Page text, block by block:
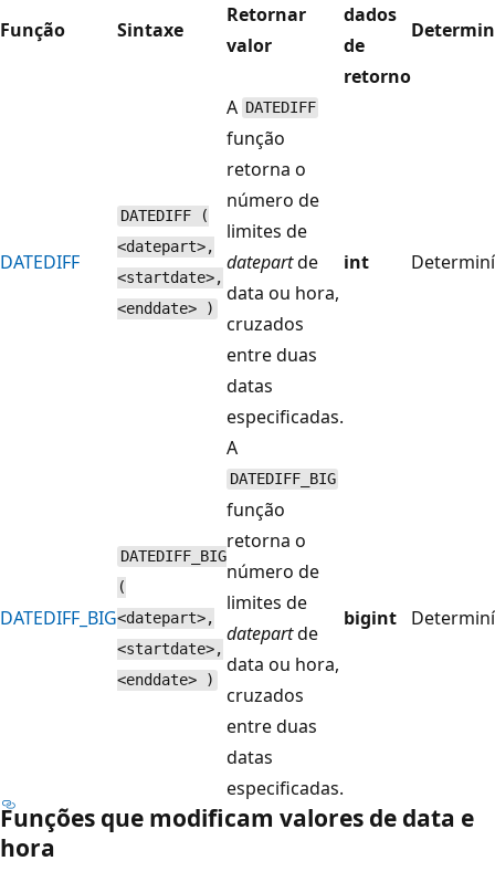
Função Sintaxe
Retornar
valor
dados
de
retorno
DATEDIFF
DATEDIFF (
<datepart>,
<startdate>,
<enddate> )
A DATEDIFF
função
retorna o
número de
limites de
datepartde
data ou hora,
cruzados
entre duas
datas
especificadas.
int
DATEDIFF_BIG
DATEDIFF_BIG
(
<datepart>,
<startdate>,
<enddate> )
A
DATEDIFF_BIG
função
retorna o
número de
limites de
datepartde
data ou hora,
cruzados
entre duas
datas
especificadas.
bigint
Funções que modificam valores de data e
hora